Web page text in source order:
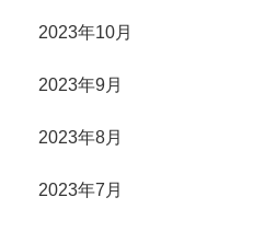
2023年10月
2023年9月
2023年8月
2023年7月